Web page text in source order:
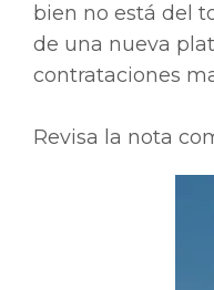
bien no está del
de una nueva
contrataciones
Revisa la nota